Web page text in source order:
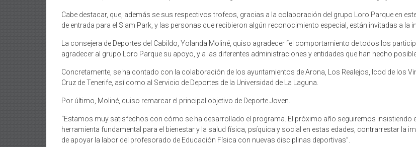
Cabe destacar, que, además se sus respectivos trofeos, gracias a la colaboración del grupo Loro Parque en
de entrada para el Siam Park, y las personas que recibieron algún reconocimiento especial, están invitadas a la
La consejera de Deportes del Cabildo, Yolanda Moliné, quiso agradecer “el comportamiento de todos los
agradecer al grupo Loro Parque su apoyo, y a las diferentes administraciones y entidades que han hecho
Concretamente, se ha contado con la colaboración de los ayuntamientos de Arona, Los Realejos, Icod de los
Cruz de Tenerife, así como al Servicio de Deportes de la Universidad de La Laguna.
Por último, Moliné, quiso remarcar el principal objetivo de Deporte Joven.
“Estamos muy satisfechos con cómo se ha desarrollado el programa. El próximo año seguiremos insistiendo
herramienta fundamental para el bienestar y la salud física, psíquica y social en estas edades, contrarrestar la
de apoyar la labor del profesorado de Educación Física con nuevas disciplinas deportivas”.